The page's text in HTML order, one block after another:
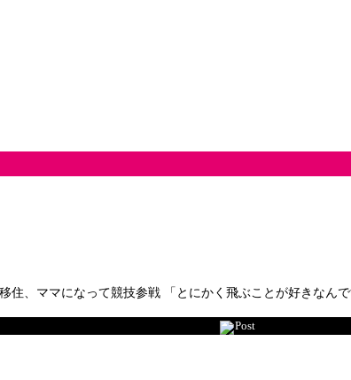
住、ママになって競技参戦 「とにかく飛ぶことが好きなん
Post